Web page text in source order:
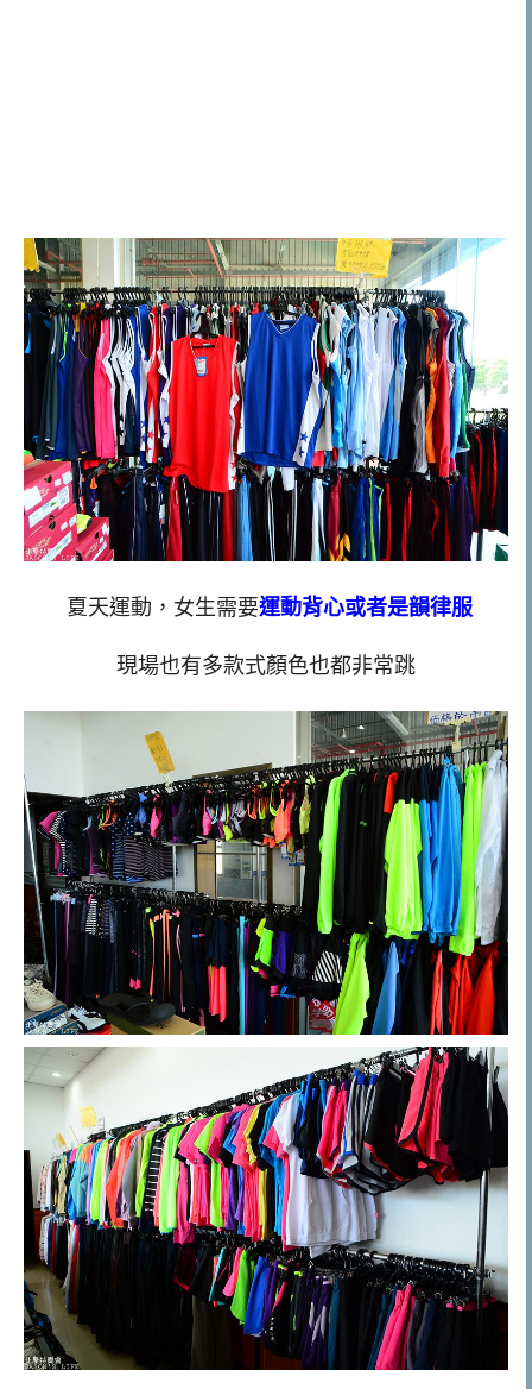
夏天運動，女生需要運動背心或者是韻律服
現場也有多款式顏色也都非常跳